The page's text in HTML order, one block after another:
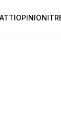
OPINIONI